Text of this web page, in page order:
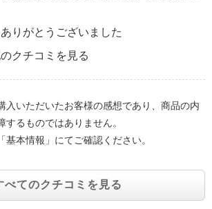
りがとうございました
クチコミを見る
入いただいたお客様の感想であり、商品の内
するものではありません。
基本情報」にてご確認ください。
べてのクチコミを見る